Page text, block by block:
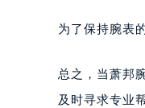
为了保持腕表
总之，当萧邦
及时寻求专业